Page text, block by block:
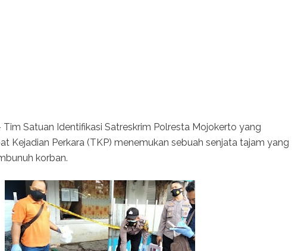
Tim Satuan Identifikasi Satreskrim Polresta Mojokerto yang
Kejadian Perkara (TKP) menemukan sebuah senjata tajam yang
korban.